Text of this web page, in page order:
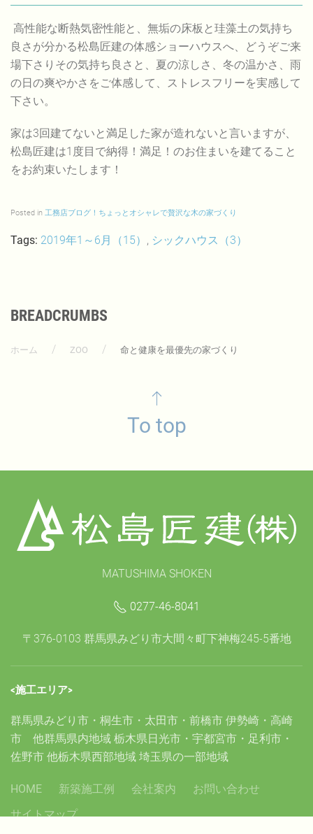
高性能な断熱気密性能と、無垢の床板と珪藻土の気持ち
良さが分かる松島匠建の体感ショーハウスへ、どうぞご来
場下さりその気持ち良さと、夏の涼しさ、冬の温かさ、雨
の日の爽やかさをご体感して、ストレスフリーを実感して
下さい。
家は3回建てないと満足した家が造れないと言いますが、
松島匠建は1度目で納得！満足！のお住まいを建てること
をお約束いたします！
Posted in 工務店ブログ！ちょっとオシャレで贅沢な木の家づくり
Tags: 2019年1～6月（15） , シックハウス（3）
BREADCRUMBS
ホーム ZOO 命と健康を最優先の家づくり
To top
MATUSHIMA SHOKEN
0277-46-8041
〒376-0103 群馬県みどり市大間々町下神梅245-5番地
<施工エリア>
群馬県みどり市・桐生市・太田市・前橋市 伊勢崎・高崎
市 他群馬県内地域 栃木県日光市・宇都宮市・足利市・
佐野市 他栃木県西部地域 埼玉県の一部地域
HOME 新築施工例 会社案内
お問い合わせ
サイトマップ